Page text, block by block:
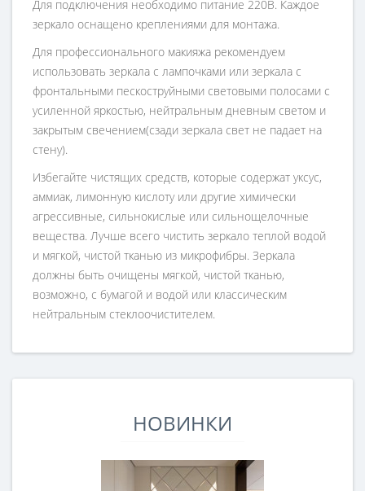
Для подключения необходимо питание 220В. Каждое
зеркало оснащено креплениями для монтажа.
Для профессионального макияжа рекомендуем
использовать зеркала с лампочками или зеркала с
фронтальными пескоструйными световыми полосами с
усиленной яркостью, нейтральным дневным светом и
закрытым свечением(сзади зеркала свет не падает на
стену).
Избегайте чистящих средств, которые содержат уксус,
аммиак, лимонную кислоту или другие химически
агрессивные, сильнокислые или сильнощелочные
вещества. Лучше всего чистить зеркало теплой водой
и мягкой, чистой тканью из микрофибры. Зеркала
должны быть очищены мягкой, чистой тканью,
возможно, с бумагой и водой или классическим
нейтральным стеклоочистителем.
НОВИНКИ